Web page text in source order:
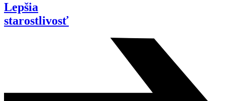
Lepšia
starostlivosť